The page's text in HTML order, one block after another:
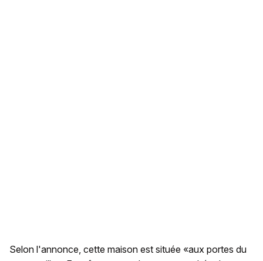
Selon l'annonce, cette maison est située «aux portes du